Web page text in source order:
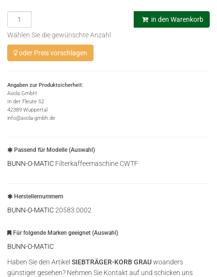
in den Warenkorb
Wählen Sie die gewünschte Anzahl
oder Preis vorschlagen
Angaben zur Produktsicherheit:
Avola GmbH
In der Fleute 52
42389 Wuppertal
info@avola-gmbh.de
Passend für Modelle (Auswahl)
BUNN-O-MATIC Filterkaffeemaschine CWTF
Herstellernummern
BUNN-O-MATIC20583.0002
Für folgende Marken geeignet (Auswahl)
BUNN-O-MATIC
Haben Sie den Artikel SIEBTRÄGER-KORB GRAUwoanders
günstiger gesehen? Nehmen Sie Kontakt auf und schicken uns